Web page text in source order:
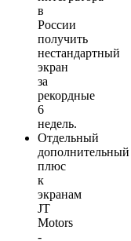
в
России
получить
нестандартный
экран
за
рекордные
6
недель.
Отдельный
дополнительный
плюс
к
экранам
JT
Motors
-